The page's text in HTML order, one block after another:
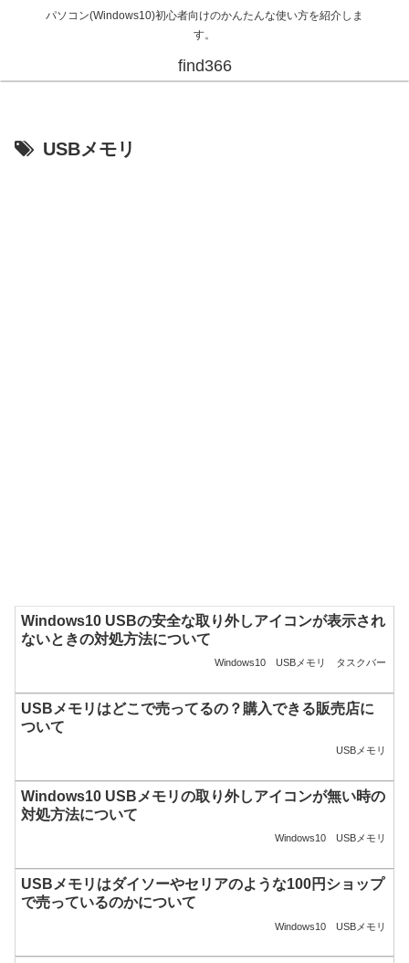
パソコン(Windows10)初心者向けのかんたんな使い方を紹介しま
す。
find366
USBメモリ
Windows10 USBの安全な取り外しアイコンが表示され
ないときの対処方法について
Windows10 USBメモリ タスクバー
USBメモリはどこで売ってるの？購入できる販売店に
ついて
USBメモリ
Windows10 USBメモリの取り外しアイコンが無い時の
対処方法について
Windows10 USBメモリ
USBメモリはダイソーやセリアのような100円ショップ
で売っているのかについて
Windows10 USBメモリ